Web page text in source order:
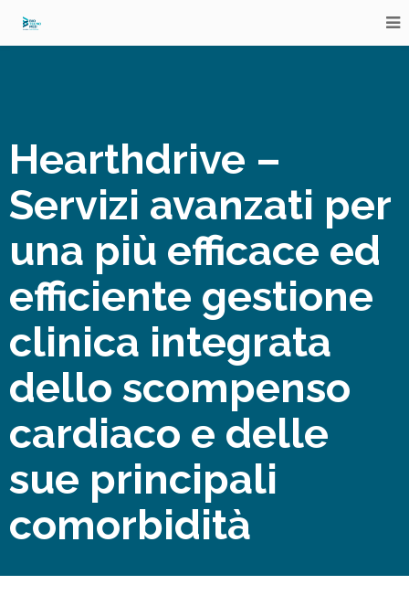
Hearthdrive –
Servizi avanzati per
una più efficace ed
efficiente gestione
clinica integrata
dello scompenso
cardiaco e delle
sue principali
comorbidità